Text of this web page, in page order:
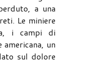
a una
Le miniere
i campi di
un
sul dolore